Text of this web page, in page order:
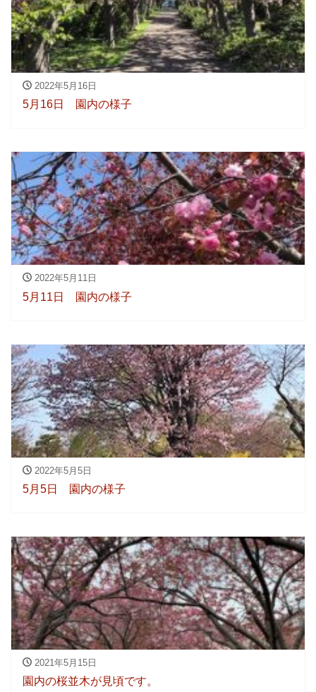
2022年5月16日
5月16日 園内の様子
2022年5月11日
5月11日 園内の様子
2022年5月5日
5月5日 園内の様子
2021年5月15日
園内の桜並木が見頃です。